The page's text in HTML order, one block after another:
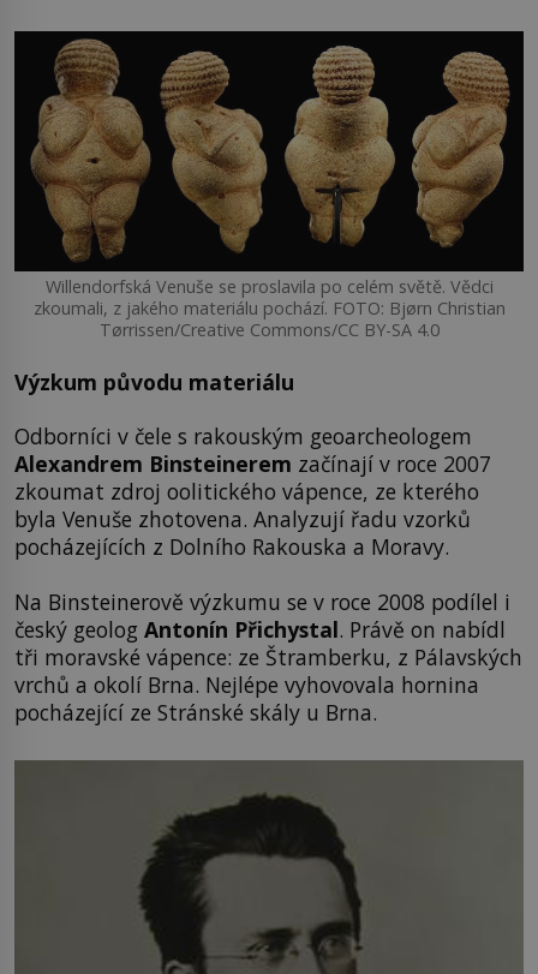
Willendorfská Venuše se proslavila po celém světě. Vědci
zkoumali, z jakého materiálu pochází. FOTO: Bjørn Christian
Tørrissen/Creative Commons/CC BY-SA 4.0
Výzkum původu materiálu
Odborníci v čele s rakouským geoarcheologem
Alexandrem Binsteinerem začínají v roce 2007
zkoumat zdroj oolitického vápence, ze kterého
byla Venuše zhotovena. Analyzují řadu vzorků
pocházejících z Dolního Rakouska a Moravy.
Na Binsteinerově výzkumu se v roce 2008 podílel i
český geolog Antonín Přichystal. Právě on nabídl
tři moravské vápence: ze Štramberku, z Pálavských
vrchů a okolí Brna. Nejlépe vyhovovala hornina
pocházející ze Stránské skály u Brna.